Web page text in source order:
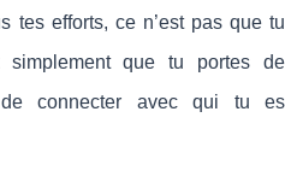
tes efforts, ce n’est pas que tu
simplement que tu portes de
de connecter avec qui tu es